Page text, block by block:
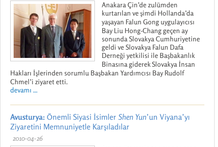
Anakara Çin’de zulümden
kurtarılan ve şimdi Hollanda’da
yaşayan Falun Gong uygulayıcısı
Bay Liu Hong-Chang geçen ay
sonunda Slovakya Cumhuriyetine
geldi ve Slovakya Falun Dafa
Derneği yetkilisi ile Başbakanlık
Binasına giderek Slovakya İnsan
Hakları İşlerinden sorumlu Başbakan Yardımcısı Bay Rudolf
Chmel’i ziyaret etti.
devamı ...
Avusturya: Önemli Siyasi İsimler Shen Yun’un Viyana’yı
Ziyaretini Memnuniyetle Karşıladılar
2010-04-26